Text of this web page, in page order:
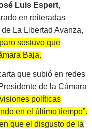
Luis Espert,
en reiteradas
La Libertad Avanza,
sostuvo que
Baja.
que subió en redes
de la Cámara
políticas
en el último tiempo”.
que el disgusto de la